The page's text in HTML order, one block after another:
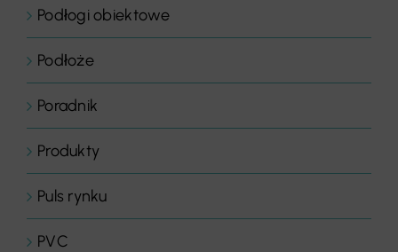
Podłogi obiektowe
Podłoże
Poradnik
Produkty
Puls rynku
PVC